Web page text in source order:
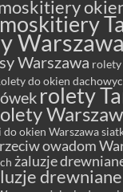
moskitiery
Warszawa
Warszawa
do okien
rolety
do okien Warszawa
owadom
żaluzje